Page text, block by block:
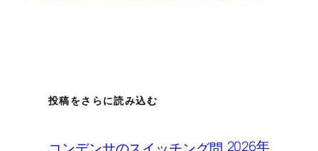
投稿をさらに読み込む
2026年